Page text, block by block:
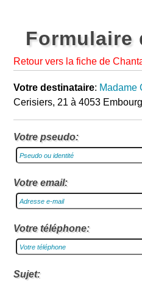
Formulaire
Retour vers la fiche de
Votre destinataire: Madame
Cerisiers, 21 à 4053 Embourg
Votre pseudo:
Votre email:
Votre téléphone:
Sujet: